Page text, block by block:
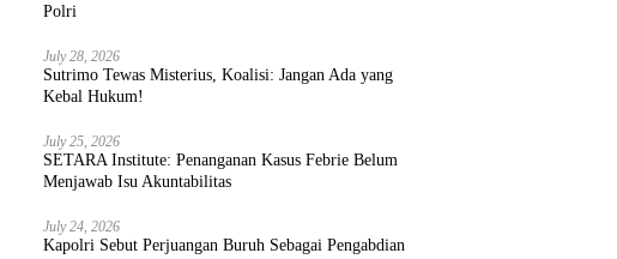
Polri
July 28, 2026
Sutrimo Tewas Misterius, Koalisi: Jangan Ada yang
Kebal Hukum!
July 25, 2026
SETARA Institute: Penanganan Kasus Febrie Belum
Menjawab Isu Akuntabilitas
July 24, 2026
Kapolri Sebut Perjuangan Buruh Sebagai Pengabdian